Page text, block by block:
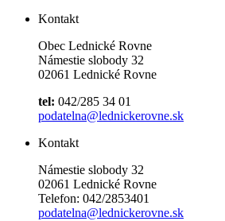
Kontakt
Obec Lednické Rovne
Námestie slobody 32
02061 Lednické Rovne
tel: 042/285 34 01
podatelna@lednickerovne.sk
Kontakt
Námestie slobody 32
02061 Lednické Rovne
Telefon: 042/2853401
podatelna@lednickerovne.sk